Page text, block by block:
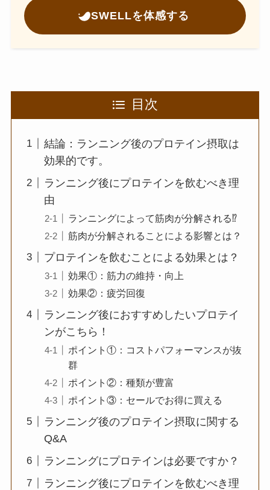
SWELLを体感する
目次
結論：ランニング後のプロテイン摂取は
効果的です。
ランニング後にプロテインを飲むべき理
由
ランニングによって筋肉が分解される⁉
筋肉が分解されることによる影響とは？
プロテインを飲むことによる効果とは？
効果①：筋力の維持・向上
効果②：疲労回復
ランニング後におすすめしたいプロテイ
ンがこちら！
ポイント①：コストパフォーマンスが抜
群
ポイント②：種類が豊富
ポイント③：セールでお得に買える
ランニング後のプロテイン摂取に関する
Q&A
ランニングにプロテインは必要ですか？
ランニング後にプロテインを飲むべき理